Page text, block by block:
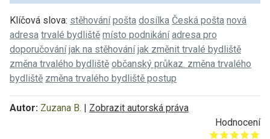
Klíčová slova: stěhování pošta dosílka Česká pošta nová
adresa trvalé bydliště místo podnikání adresa pro
doporučování jak na stěhování jak změnit trvalé bydliště
změna trvalého bydliště občanský průkaz. změna trvalého
bydliště změna trvalého bydliště postup
Autor: Zuzana B. | Zobrazit autorská práva
Hodnocení
Give it 1/5
Give it 2/5
Give it 3/5
Give it 4/5
Give it 5/5